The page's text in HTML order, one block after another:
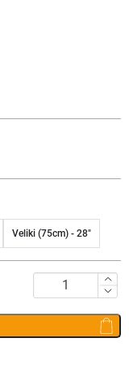
Veliki (75cm) - 28"
Delsey
Securitech